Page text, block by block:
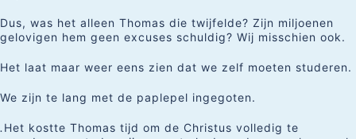
Dus, was het alleen Thomas die twijfelde? Zijn miljoenen
gelovigen hem geen excuses schuldig? Wij misschien ook.
Het laat maar weer eens zien dat we zelf moeten studeren.
We zijn te lang met de paplepel ingegoten.
. Het kostte Thomas tijd om de Christus volledig te